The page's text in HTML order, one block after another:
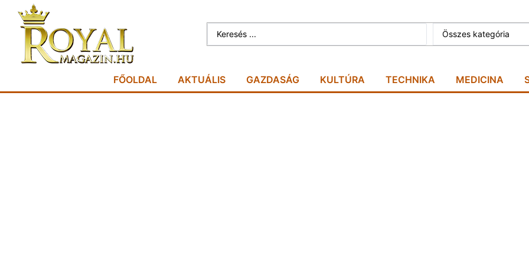
Összes kategória
FŐOLDAL AKTUÁLIS GAZDASÁG KULTÚRA TECHNIKA MEDICINA